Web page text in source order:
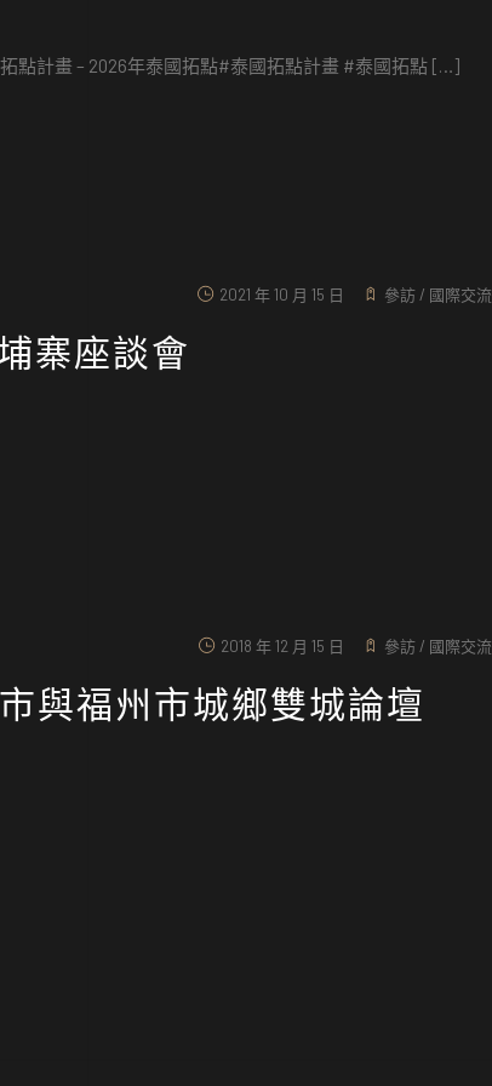
點計畫 – 2026年泰國拓點#泰國拓點計畫 #泰國拓點 […]
2021 年 10 月 15 日 參訪 / 國際交流
寨座談會
2018 年 12 月 15 日 參訪 / 國際交流
與福州市城鄉雙城論壇